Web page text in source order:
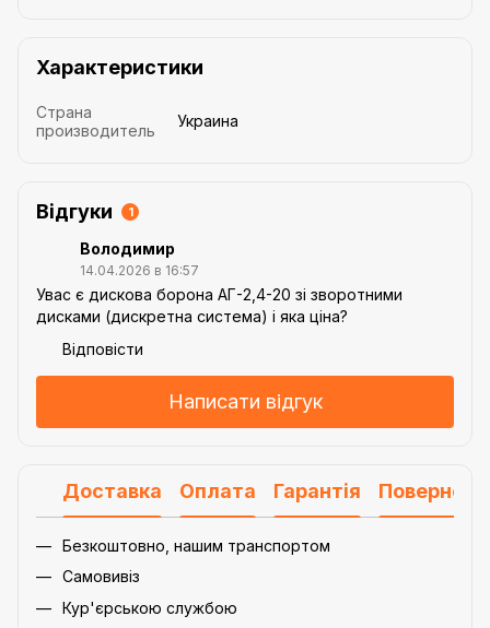
Характеристики
Страна
производитель
Украина
Відгуки 1
Володимир
14.04.2026 в 16:57
Увас є дискова борона АГ-2,4-20 зі зворотними
дисками (дискретна система) і яка ціна?
Відповісти
Написати відгук
Доставка Оплата Гарантія
Безкоштовно, нашим транспортом
Самовивіз
Кур'єрською службою